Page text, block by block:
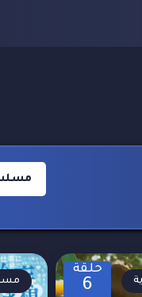
حلقة
6